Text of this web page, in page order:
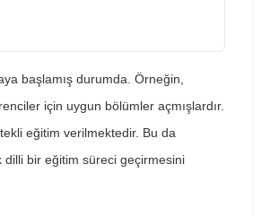
başlamış durumda. Örneğin,
için uygun bölümler açmışlardır.
eğitim verilmektedir. Bu da
bir eğitim süreci geçirmesini